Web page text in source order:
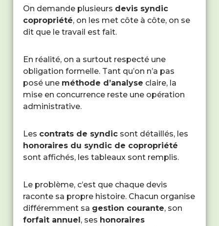
On demande plusieurs devis syndic
copropriété, on les met côte à côte, on se
dit que le travail est fait.
En réalité, on a surtout respecté une
obligation formelle. Tant qu’on n’a pas
posé une méthode d’analyse claire, la
mise en concurrence reste une opération
administrative.
Les contrats de syndicsont détaillés, les
honoraires du syndic de copropriété
sont affichés, les tableaux sont remplis.
Le problème, c’est que chaque devis
raconte sa propre histoire. Chacun organise
différemment sa gestion courante, son
forfait annuel, ses honoraires